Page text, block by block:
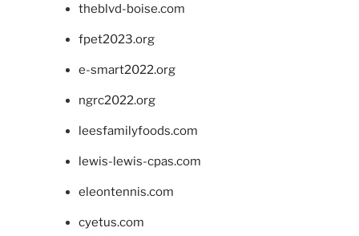
theblvd-boise.com
fpet2023.org
e-smart2022.org
ngrc2022.org
leesfamilyfoods.com
lewis-lewis-cpas.com
eleontennis.com
cyetus.com